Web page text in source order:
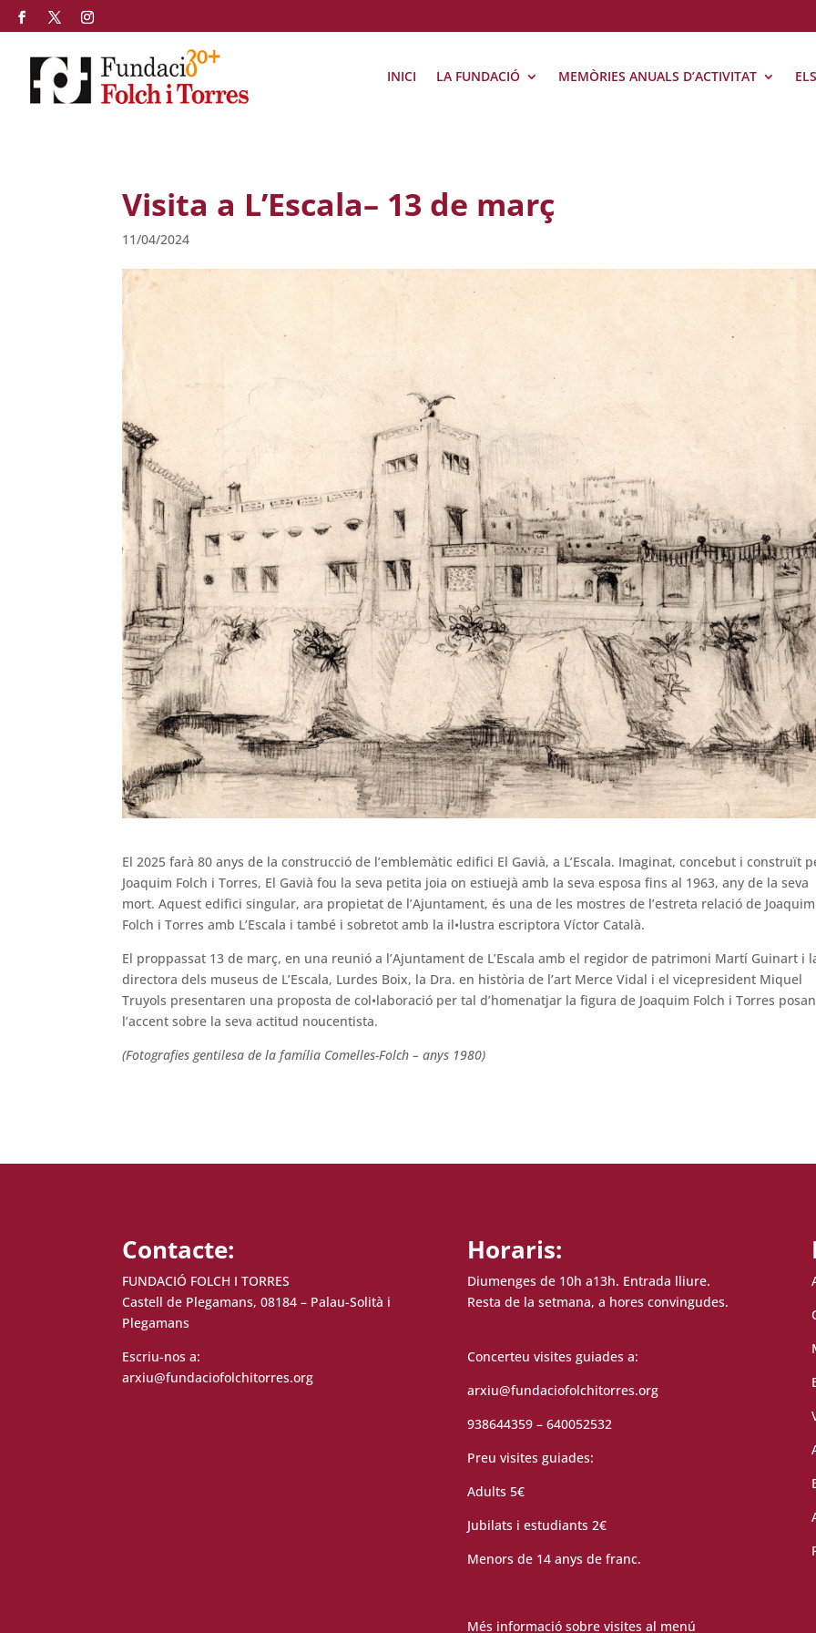
INICI LA FUNDACIÓ MEMÒRIES ANUALS D’ACTIVITAT
Visita a L’Escala– 13 de març
11/04/2024
El 2025 farà 80 anys de la construcció de l’emblemàtic edifici El Gavià, a L’Escala. Imaginat, concebut i construït
Joaquim Folch i Torres, El Gavià fou la seva petita joia on estiuejà amb la seva esposa fins al 1963, any de la seva
mort. Aquest edifici singular, ara propietat de l’Ajuntament, és una de les mostres de l’estreta relació de Joaquim
Folch i Torres amb L’Escala i també i sobretot amb la il•lustra escriptora Víctor Català.
El proppassat 13 de març, en una reunió a l’Ajuntament de L’Escala amb el regidor de patrimoni Martí Guinart i
directora dels museus de L’Escala, Lurdes Boix, la Dra. en història de l’art Merce Vidal i el vicepresident Miquel
Truyols presentaren una proposta de col•laboració per tal d’homenatjar la figura de Joaquim Folch i Torres
l’accent sobre la seva actitud noucentista.
(Fotografies gentilesa de la família Comelles-Folch – anys 1980)
Contacte:
FUNDACIÓ FOLCH I TORRES
Castell de Plegamans, 08184 – Palau-Solità i
Plegamans
Escriu-nos a:
arxiu@fundaciofolchitorres.org
Horaris:
Diumenges de 10h a13h. Entrada lliure.
Resta de la setmana, a hores convingudes.
Concerteu visites guiades a:
arxiu@fundaciofolchitorres.org
938644359 – 640052532
Preu visites guiades:
Adults 5€
Jubilats i estudiants 2€
Menors de 14 anys de franc.
Més informació sobre visites al menú